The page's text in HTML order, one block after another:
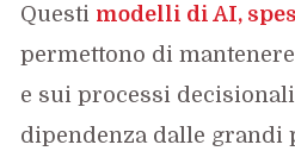
Questi modelli di AI,
permettono di
e sui processi
dipendenza dalle grandi